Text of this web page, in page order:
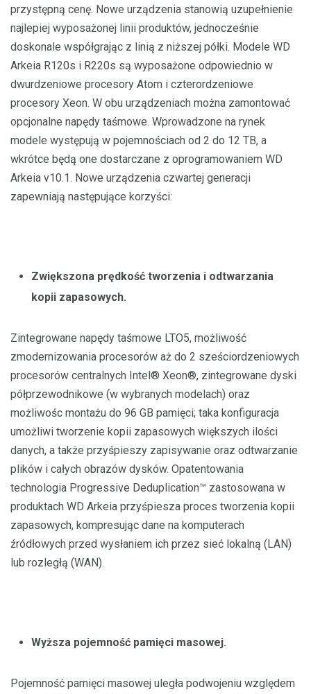
przystępną cenę. Nowe urządzenia stanowią uzupełnienie
najlepiej wyposażonej linii produktów, jednocześnie
doskonale współgrając z linią z niższej półki. Modele WD
Arkeia R120s i R220s są wyposażone odpowiednio w
dwurdzeniowe procesory Atom i czterordzeniowe
procesory Xeon. W obu urządzeniach można zamontować
opcjonalne napędy taśmowe. Wprowadzone na rynek
modele występują w pojemnościach od 2 do 12 TB, a
wkrótce będą one dostarczane z oprogramowaniem WD
Arkeia v10.1. Nowe urządzenia czwartej generacji
zapewniają następujące korzyści:
Zwiększona prędkość tworzenia i odtwarzania
kopii zapasowych.
Zintegrowane napędy taśmowe LTO5, możliwość
zmodernizowania procesorów aż do 2 sześciordzeniowych
procesorów centralnych Intel® Xeon®, zintegrowane dyski
półprzewodnikowe (w wybranych modelach) oraz
możliwośc montażu do 96 GB pamięci; taka konfiguracja
umożliwi tworzenie kopii zapasowych większych ilości
danych, a także przyśpieszy zapisywanie oraz odtwarzanie
plików i całych obrazów dysków. Opatentowania
technologia Progressive Deduplication™ zastosowana w
produktach WD Arkeia przyśpiesza proces tworzenia kopii
zapasowych, kompresując dane na komputerach
źródłowych przed wysłaniem ich przez sieć lokalną (LAN)
lub rozległą (WAN).
Wyższa pojemność pamięci masowej.
Pojemność pamięci masowej uległa podwojeniu względem